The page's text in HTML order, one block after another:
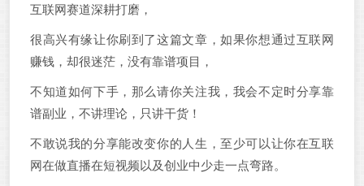
互联网赛道深耕打磨，
很高兴有缘让你刷到了这篇文章，如果你想通过互联网
赚钱，却很迷茫，没有靠谱项目，
不知道如何下手，那么请你关注我，我会不定时分享靠
谱副业，不讲理论，只讲干货！
不敢说我的分享能改变你的人生，至少可以让你在互联
网在做直播在短视频以及创业中少走一点弯路。